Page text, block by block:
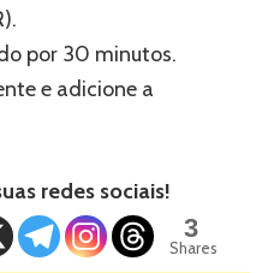
por 30 minutos.
e adicione a
redes sociais!
3
Shares